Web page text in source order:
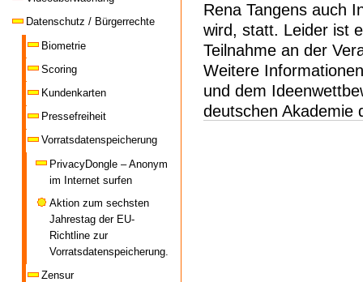
Datenschutz / Bürgerrechte
Biometrie
Scoring
Kundenkarten
Pressefreiheit
Vorratsdatenspeicherung
PrivacyDongle – Anonym
im Internet surfen
Aktion zum sechsten
Jahrestag der EU-
Richtline zur
Vorratsdatenspeicherung.
Zensur
Rena Tangens auch
wird, statt. Leider ist
Teilnahme an der
Weitere
und dem
deutschen Akademie